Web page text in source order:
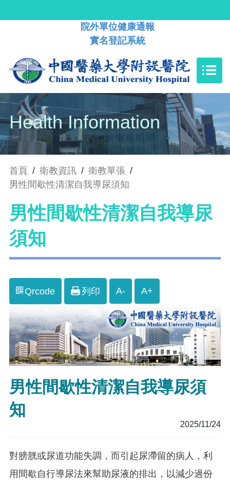
院外單位健康通報
實名登記系統
Health Information
首頁 / 衛教資訊 / 衛教單張 /
男性間歇性清潔自我導尿須知
男性間歇性清潔自我導尿
須知
Qrcode 列印 A- A+
男性間歇性清潔自我導尿須
知
2025/11/24
對膀胱或尿道功能失調，而引起尿滯留的病人，利
用間歇自行導尿法來幫助尿液的排出，以減少過份